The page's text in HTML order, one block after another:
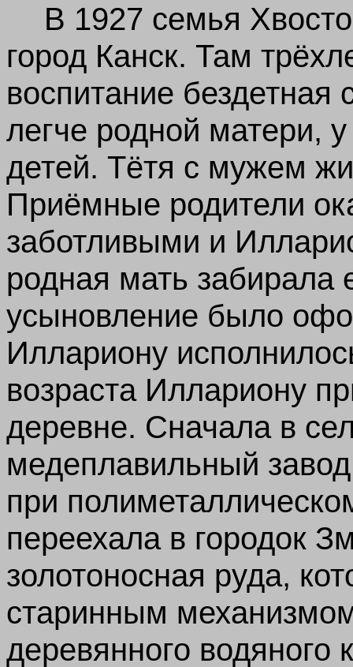
В 1927 семья
город Канск. Там
воспитание бездетная
легче родной матери,
детей. Тётя с мужем
Приёмные родители
заботливыми и
родная мать
усыновление было
Иллариону
возраста Иллариону
деревне. Сначала в
медеплавильный
при
переехала в городок
золотоносная руда,
старинным
деревянного водяного